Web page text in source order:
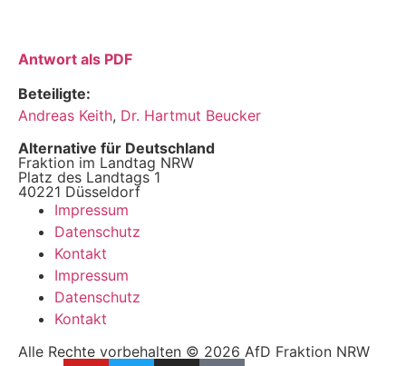
Antwort als PDF
Beteiligte:
Andreas Keith, Dr. Hartmut Beucker
Alternative für Deutschland
Fraktion im Landtag NRW
Platz des Landtags 1
40221 Düsseldorf
Impressum
Datenschutz
Kontakt
Impressum
Datenschutz
Kontakt
Alle Rechte vorbehalten © 2026 AfD Fraktion NRW